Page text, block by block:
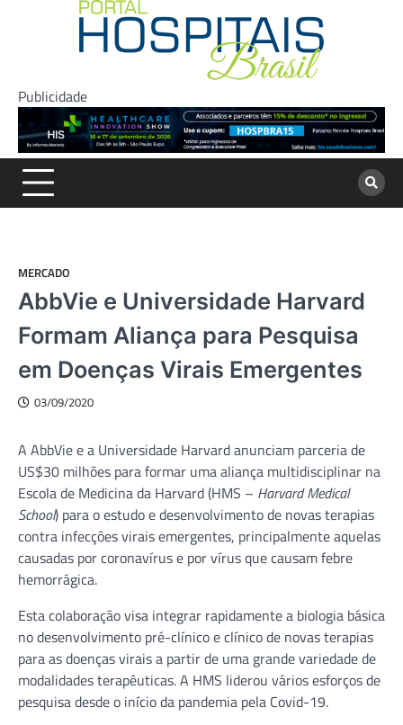
Publicidade
MERCADO
AbbVie e Universidade Harvard
Formam Aliança para Pesquisa
em Doenças Virais Emergentes
03/09/2020
A AbbVie e a Universidade Harvard anunciam parceria de
US$30 milhões para formar uma aliança multidisciplinar na
Escola de Medicina da Harvard (HMS – Harvard Medical
School) para o estudo e desenvolvimento de novas terapias
contra infecções virais emergentes, principalmente aquelas
causadas por coronavírus e por vírus que causam febre
hemorrágica.
Esta colaboração visa integrar rapidamente a biologia básica
no desenvolvimento pré-clínico e clínico de novas terapias
para as doenças virais a partir de uma grande variedade de
modalidades terapêuticas. A HMS liderou vários esforços de
pesquisa desde o início da pandemia pela Covid-19.